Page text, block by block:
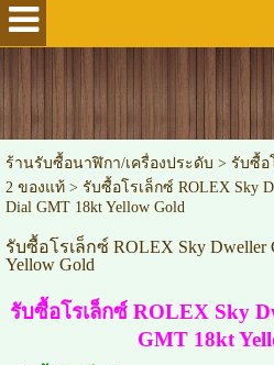
ร้านรับซื้อนาฬิกา/เครื่องประดับ > รับซื้อ
2 ของแท้> รับซื้อโรเล็กซ์ ROLEX Sky
Dial GMT 18kt Yellow Gold
รับซื้อโรเล็กซ์ ROLEX Sky Dweller
Yellow Gold
รับซื้อโรเล็กซ์ ROLEX Sky
GMT 18kt